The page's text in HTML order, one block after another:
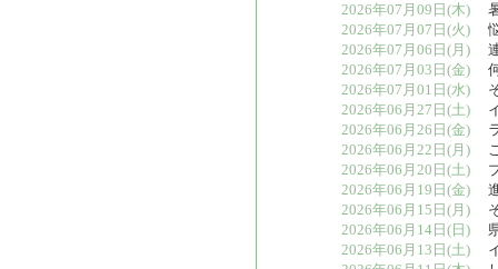
2026年07月09日(木) 暑
2026年07月07日(火) 悩
2026年07月06日(月) 連
2026年07月03日(金) 何
2026年07月01日(水) そ
2026年06月27日(土) イ
2026年06月26日(金) ラ
2026年06月22日(月) こ
2026年06月20日(土) プ
2026年06月19日(金) 進
2026年06月15日(月) そ
2026年06月14日(日) 県
2026年06月13日(土) イ